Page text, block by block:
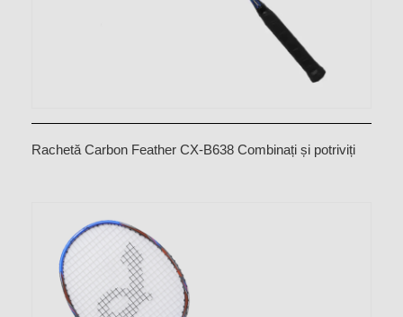
Rachetă Carbon Feather CX-B638 Combinați și potriviți